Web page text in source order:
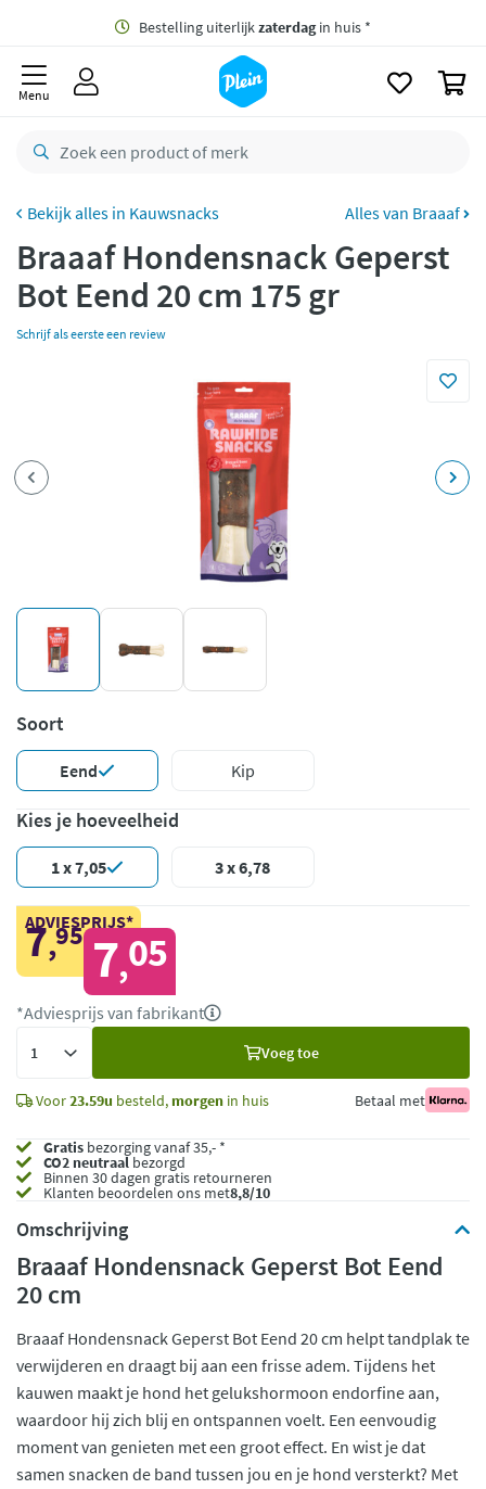
Gratis bezorging vanaf 35,- *
Bestelling uiterlijkzaterdag
retourneren
CO2 neutraal
Betaal met Klarna
Menu
Kauwsnacks Alles van Braaaf
Braaaf Hondensnack Geperst
Bot Eend 20 cm 175 gr
Schrijf als eerste een review
Soort
Eend Kip
Kies je hoeveelheid
1 x 7,05 3 x 6,78
ADVIESPRIJS*
7,95 7,05
*Adviesprijs van fabrikant
Voeg toe
Voor23.59u besteld, morgen in huis Betaal met
Gratis bezorging vanaf 35,- *
CO2 neutraalbezorgd
Binnen 30 dagen gratis retourneren
Klanten beoordelen ons met8,8/10
Omschrijving
Braaaf Hondensnack Geperst Bot Eend
20 cm
Braaaf Hondensnack Geperst Bot Eend 20 cm helpt tandplak te
verwijderen en draagt bij aan een frisse adem. Tijdens het
kauwen maakt je hond het gelukshormoon endorfine aan,
waardoor hij zich blij en ontspannen voelt. Een eenvoudig
moment van genieten met een groot effect. En wist je dat
samen snacken de band tussen jou en je hond versterkt? Met